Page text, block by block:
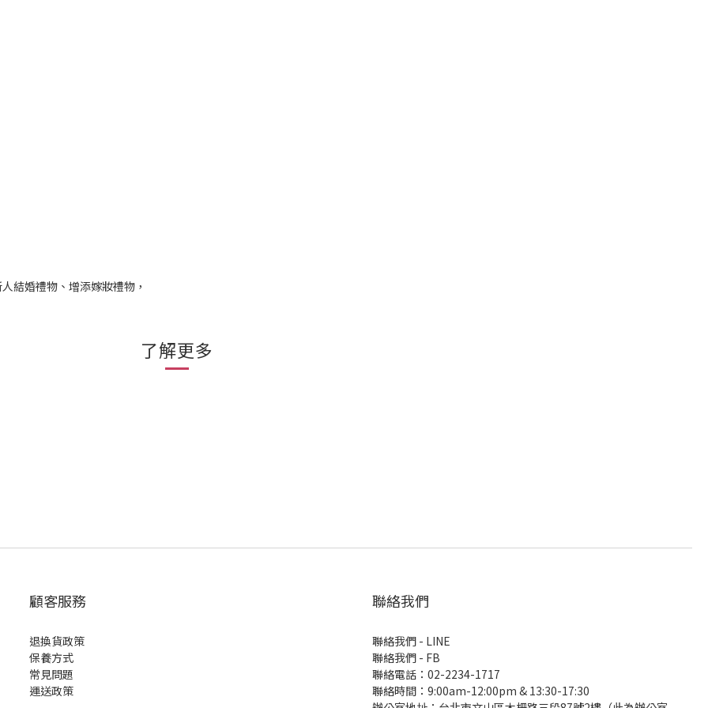
結婚禮物、增添嫁妝禮物，
了解更多
顧客服務
退換貨政策
保養方式
常見問題
運送政策
聯絡我們
聯絡我們 - LINE
聯絡我們 - FB
聯絡電話：02-2234-1717
聯絡時間：9:00am-12:00pm & 13:30-17:30